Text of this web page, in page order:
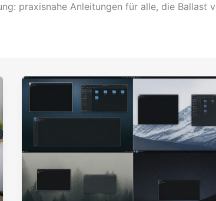
praxisnahe Anleitungen für alle, die Ballast